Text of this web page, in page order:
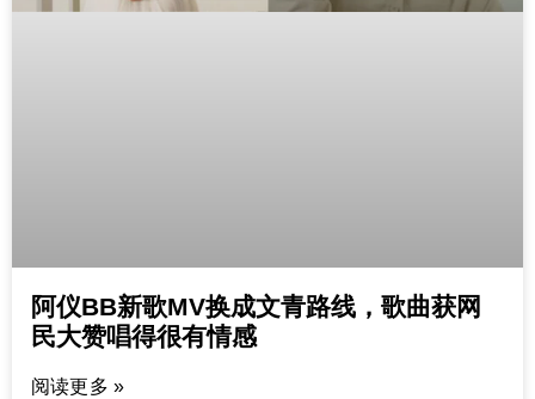
阿仪BB新歌MV换成文青路线，歌曲获网
民大赞唱得很有情感
阅读更多 »